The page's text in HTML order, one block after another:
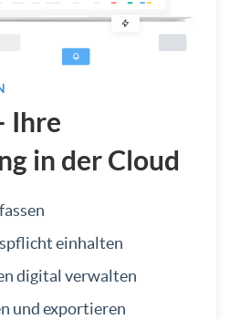
Ihre
in der Cloud
einhalten
digital verwalten
und exportieren